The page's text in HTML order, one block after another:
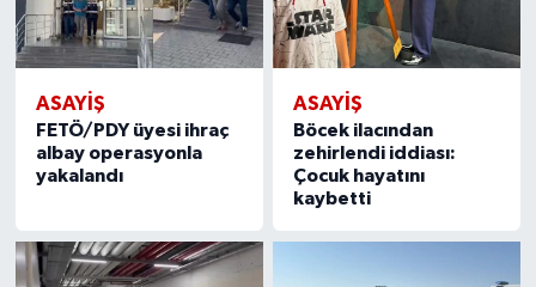
ASAYİŞ
FETÖ/PDY üyesi ihraç
albay operasyonla
yakalandı
ASAYİŞ
Böcek ilacından
zehirlendi iddiası:
Çocuk hayatını
kaybetti